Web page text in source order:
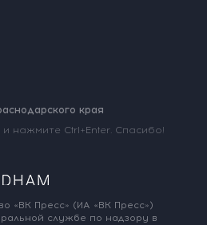
края
нажмите Ctrl+Enter. Спасибо!
«ВК Пресс» (ИА «ВК Пресс»)
службе по надзору в